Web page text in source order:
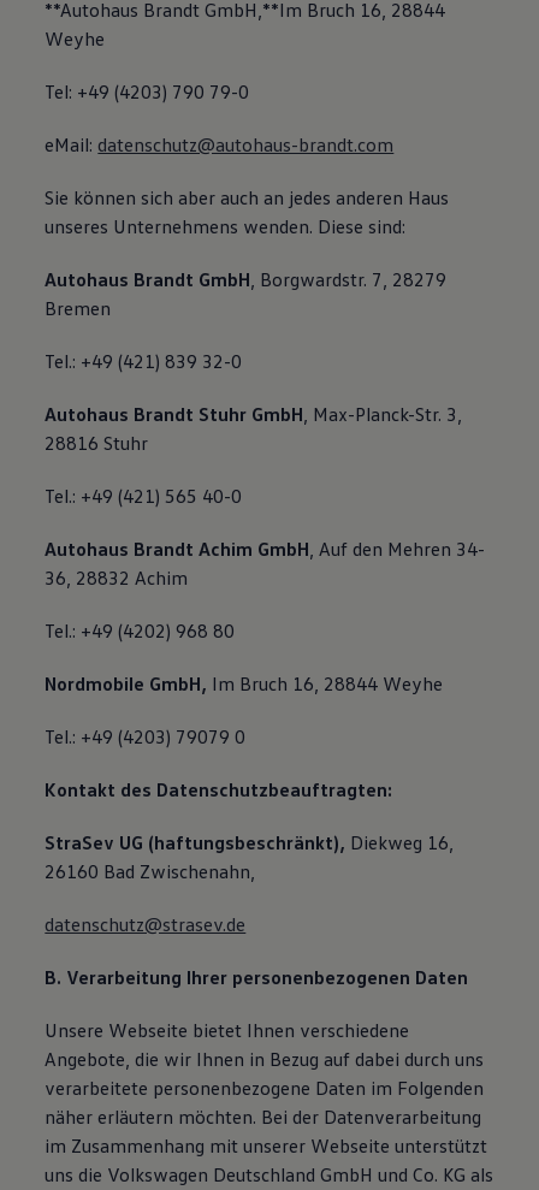
**Autohaus Brandt GmbH,**Im Bruch 16, 28844
Weyhe
Tel: +49 (4203) 790 79-0
eMail: datenschutz@autohaus-brandt.com
Sie können sich aber auch an jedes anderen Haus
unseres Unternehmens wenden. Diese sind:
Autohaus Brandt GmbH, Borgwardstr. 7, 28279
Bremen
Tel.: +49 (421) 839 32-0
Autohaus Brandt Stuhr GmbH, Max-Planck-Str. 3,
28816 Stuhr
Tel.: +49 (421) 565 40-0
Autohaus Brandt Achim GmbH, Auf den Mehren 34-
36, 28832 Achim
Tel.: +49 (4202) 968 80
Nordmobile GmbH, Im Bruch 16, 28844 Weyhe
Tel.: +49 (4203) 79079 0
Kontakt des Datenschutzbeauftragten:
StraSev UG (haftungsbeschränkt), Diekweg 16,
26160 Bad Zwischenahn,
datenschutz@strasev.de
B. Verarbeitung Ihrer personenbezogenen Daten
Unsere Webseite bietet Ihnen verschiedene
Angebote, die wir Ihnen in Bezug auf dabei durch uns
verarbeitete personenbezogene Daten im Folgenden
näher erläutern möchten. Bei der Datenverarbeitung
im Zusammenhang mit unserer Webseite unterstützt
uns die Volkswagen Deutschland GmbH und Co. KG als